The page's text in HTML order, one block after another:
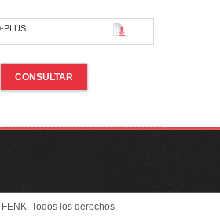
PLUS
CONSULTAR
Todos los derechos